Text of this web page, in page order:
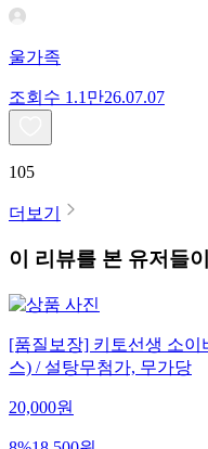
울가족
조회수 1.1만26.07.07
105
더보기
이 리뷰를 본 유저들
[품질보장] 키토선생 소이
스) / 설탕무첨가, 무가당
20,000원